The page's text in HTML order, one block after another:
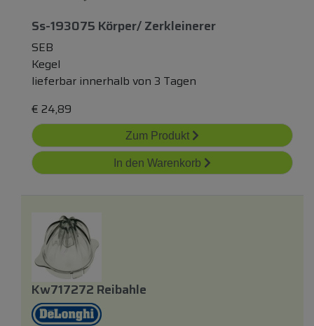
Ss-193075 Körper/ Zerkleinerer
SEB
Kegel
lieferbar innerhalb von 3 Tagen
€ 24,89
Zum Produkt
In den Warenkorb
Kw717272 Reibahle